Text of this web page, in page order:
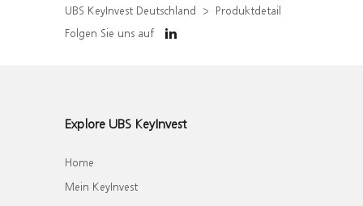
UBS KeyInvest Deutschland
Produktdetail
Folgen Sie uns auf
Explore UBS KeyInvest
Home
Mein KeyInvest